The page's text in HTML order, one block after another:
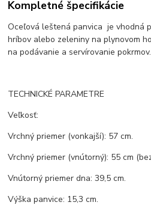
Kompletné špecifikácie
Oceľová leštená panvica je vhodná
hríbov alebo zeleniny na plynovom
na podávanie a servírovanie pokrmov.
TECHNICKÉ PARAMETRE
Veľkosť:
Vrchný priemer (vonkajší): 57 cm.
Vrchný priemer (vnútorný): 55 cm
Vnútorný priemer dna: 39,5 cm.
Výška panvice: 15,3 cm.